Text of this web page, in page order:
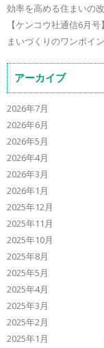
効率を高める住まいの
【ケンコウ社通信6月
まいづくりのワンポイ
アーカイブ
2026年7月
2026年6月
2026年5月
2026年4月
2026年3月
2026年1月
2025年12月
2025年11月
2025年10月
2025年8月
2025年5月
2025年4月
2025年3月
2025年2月
2025年1月